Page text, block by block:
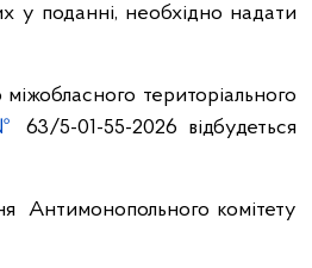
у поданні, необхідно надати
територіального
63/5-01-55-2026 відбудеться
Антимонопольного комітету